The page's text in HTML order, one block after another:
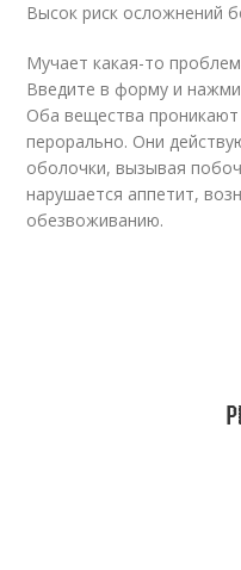
Высок риск осложнений
Мучает какая-то
Введите в форму и
Оба вещества
перорально. Они
оболочки, вызывая
нарушается аппетит,
обезвоживанию.